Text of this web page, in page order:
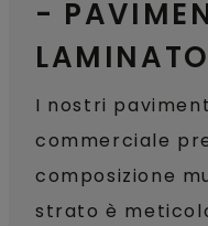
-
LAMINATO
I nostri
commerciale
composizione
strato è